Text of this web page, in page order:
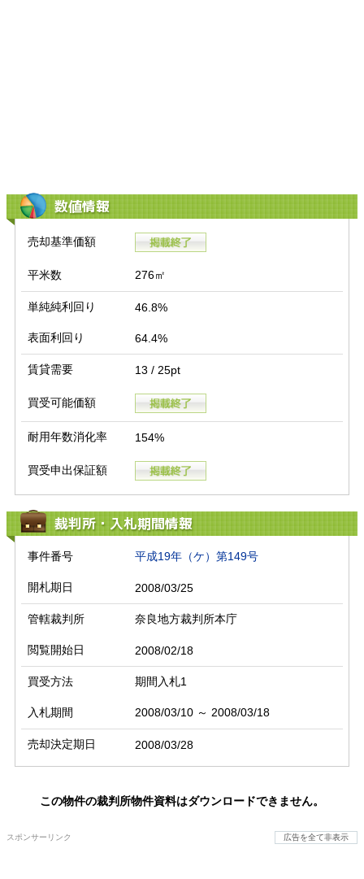
数値情報
売却基準価額
平米数 276㎡
単純純利回り 46.8%
表面利回り 64.4%
賃貸需要 13 / 25pt
買受可能価額
耐用年数消化率 154%
買受申出保証額
裁判所・入札期間情報
事件番号 平成19年（ケ）第149号
開札期日 2008/03/25
管轄裁判所 奈良地方裁判所本庁
閲覧開始日 2008/02/18
買受方法 期間入札1
入札期間 2008/03/10 ～ 2008/03/18
売却決定期日 2008/03/28
この物件の裁判所物件資料はダウンロードできません。
スポンサーリンク 広告を全て非表示